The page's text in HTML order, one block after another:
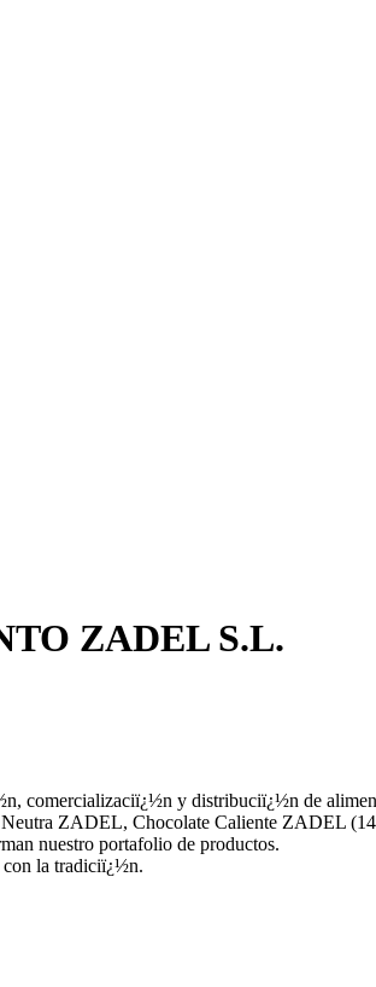
ZADEL S.L.
comercializaciï¿½n y distribuciï¿½n de
ZADEL, Chocolate Caliente ZADEL
nuestro portafolio de productos.
la tradiciï¿½n.